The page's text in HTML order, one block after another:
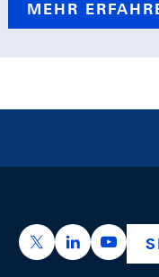
MEHR
https://x.com/
https://